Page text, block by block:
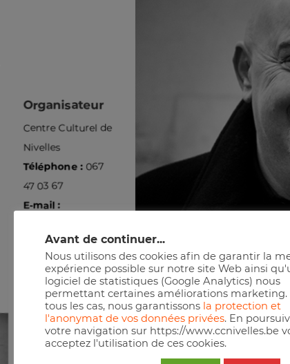
Organisateur
Centre Culturel de
Nivelles
Téléphone : 067
47 03 67
E-mail :
Site :
www.ccnivelles.be
Crédit photo : © Harold Noben
Une conférence musicale de et
Professeur d’histoire de la
Résumé
« L’écoute active de la
profondément les messages
Avant de continuer...
Nous utilisons des cookies afin de garantir la
expérience possible sur notre site Web ainsi
logiciel de statistiques (Google Analytics) nous
permettant certaines améliorations marketing.
tous les cas, nous garantissons la protection et
l'anonymat de vos données privées. En
votre navigation sur https://www.ccnivelles.be
acceptez l'utilisation de ces cookies.